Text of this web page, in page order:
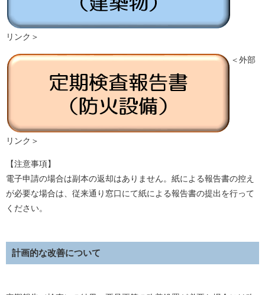
リンク＞
＜外部
リンク＞
【注意事項】
電子申請の場合は副本の返却はありません。紙による報告書の控え
が必要な場合は、従来通り窓口にて紙による報告書の提出を行って
ください。
計画的な改善について